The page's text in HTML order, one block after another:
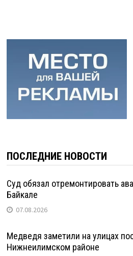
ПОСЛЕДНИЕ НОВОСТИ
Суд обязал отремонтировать
Байкале
07.08.2026
Медведя заметили на улицах
Нижнеилимском районе